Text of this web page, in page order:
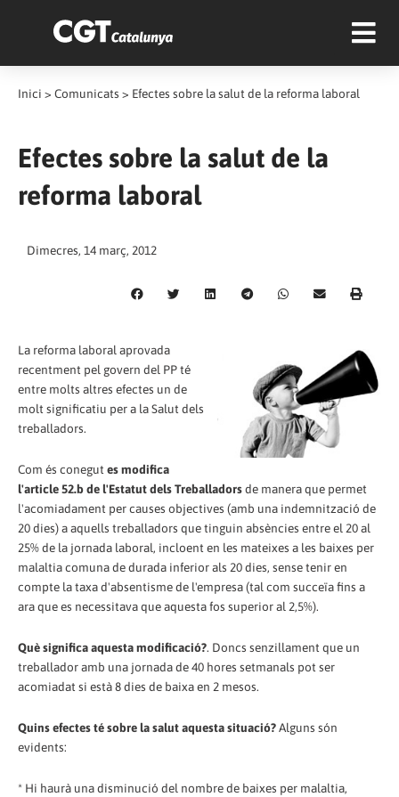
Inici > Comunicats > Efectes sobre la salut de la reforma laboral
Efectes sobre la salut de la
reforma laboral
Dimecres, 14 març, 2012
La reforma laboral aprovada
recentment pel govern del PP té
entre molts altres efectes un de
molt significatiu per a la Salut dels
treballadors.
Com és conegut es modifica
l'article 52.b de l'Estatut dels Treballadorsde manera que permet
l'acomiadament per causes objectives (amb una indemnització de
20 dies) a aquells treballadors que tinguin absències entre el 20 al
25% de la jornada laboral, incloent en les mateixes a les baixes per
malaltia comuna de durada inferior als 20 dies, sense tenir en
compte la taxa d'absentisme de l'empresa (tal com succeïa fins a
ara que es necessitava que aquesta fos superior al 2,5%).
Què significa aquesta modificació?. Doncs senzillament que un
treballador amb una jornada de 40 hores setmanals pot ser
acomiadat si està 8 dies de baixa en 2 mesos.
Quins efectes té sobre la salut aquesta situació?Alguns són
evidents:
* Hi haurà una disminució del nombre de baixes per malaltia,